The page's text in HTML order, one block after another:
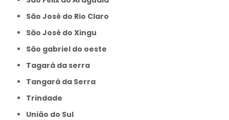
São José do Rio Claro
São José do Xingu
São gabriel do oeste
Tagará da serra
Tangará da Serra
Trindade
União do Sul